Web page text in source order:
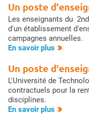
Un poste
Les enseignants du
d'un établissement
campagnes annuelles.
En savoir plus
Un poste
L'Université de
contractuels pour la
disciplines.
En savoir plus